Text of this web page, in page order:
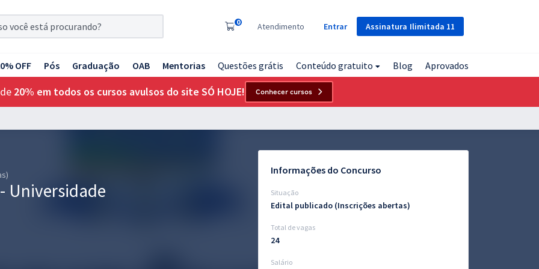
Assinatura Ilimitada 11
0 Atendimento Entrar
OFF Pós Graduação OAB Mentorias Questões grátis Conteúdo gratuito Blog Aprovados
20% em todos os cursos avulsos do site SÓ HOJE! Conhecer cursos
Universidade
Informações do Concurso
Situação
Edital publicado (Inscrições abertas)
Total de vagas
24
Salário